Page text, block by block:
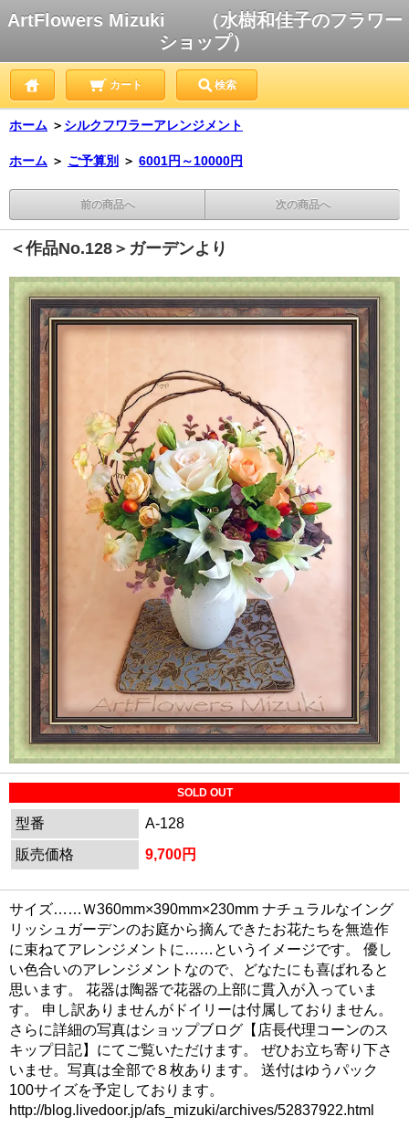
ArtFlowers Mizuki （水樹和佳子のフラワー
ショップ）
カート 検索
ホーム ＞ シルクフワラーアレンジメント
ホーム ＞ ご予算別 ＞ 6001円～10000円
前の商品へ 次の商品へ
＜作品No.128＞ガーデンより
SOLD OUT
型番
A-128
販売価格
9,700円
サイズ……Ｗ360mm×390mm×230mm ナチュラルなイング
リッシュガーデンのお庭から摘んできたお花たちを無造作
に束ねてアレンジメントに……というイメージです。 優し
い色合いのアレンジメントなので、どなたにも喜ばれると
思います。 花器は陶器で花器の上部に貫入が入っていま
す。 申し訳ありませんがドイリーは付属しておりません。
さらに詳細の写真はショップブログ【店長代理コーンのス
キップ日記】にてご覧いただけます。 ぜひお立ち寄り下さ
いませ。写真は全部で８枚あります。 送付はゆうパック
100サイズを予定しております。
http://blog.livedoor.jp/afs_mizuki/archives/52837922.html